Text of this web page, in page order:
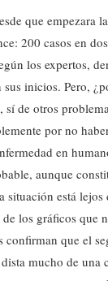
que empezara
200 casos en
los expertos,
sus inicios. Pero,
de otros
por no
en
aunque
situación está lejos
los gráficos que
que el
mucho de una